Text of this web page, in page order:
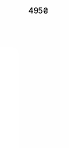
495₴